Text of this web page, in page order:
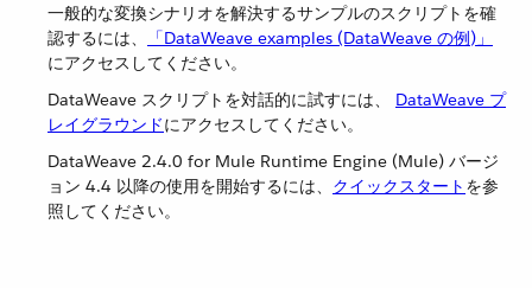
一般的な変換シナリオを解決するサンプルのスクリプトを確
認するには、​
「DataWeave examples (DataWeave の例)」
にアクセスしてください。
DataWeave スクリプトを対話的に試すには、 DataWeave プ
レイグラウンド​にアクセスしてください。
DataWeave 2.4.0 for Mule Runtime Engine (Mule) バージ
ョン 4.4 以降の使用を開始するには、​ クイックスタート ​を参
照してください。